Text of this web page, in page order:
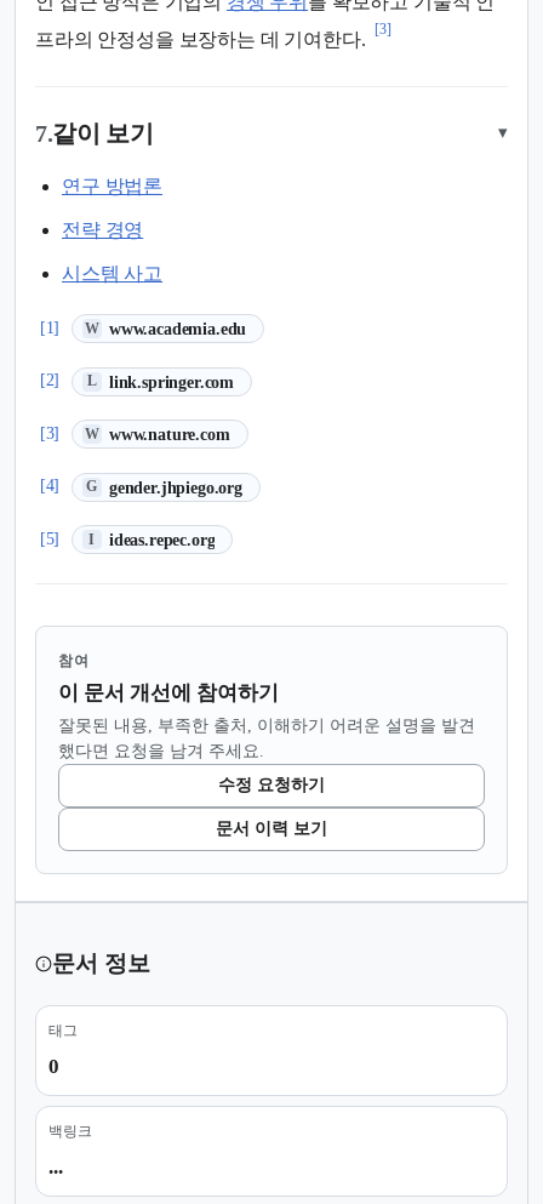
프라의 안정성을 보장하는 데 기여한다.
[3]
7.같이 보기 ▾
연구 방법론
전략 경영
시스템 사고
[1] W www.academia.edu
(새 탭에서 열림)
[2] L link.springer.com
(새 탭에서 열림)
[3] W www.nature.com
(새 탭에서 열림)
[4] G gender.jhpiego.org
(새 탭에서 열림)
[5] I ideas.repec.org
(새 탭에서 열림)
참여
이 문서 개선에 참여하기
잘못된 내용, 부족한 출처, 이해하기 어려운 설명을 발견
했다면 요청을 남겨 주세요.
수정 요청하기
문서 이력 보기
문서 정보
태그
0
백링크
...